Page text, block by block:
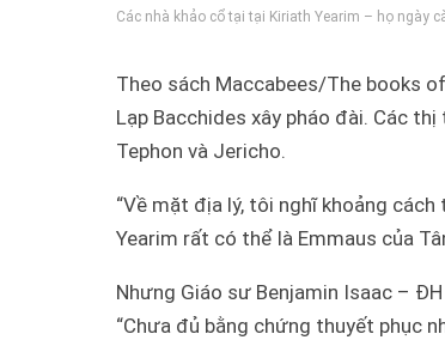
Các nhà khảo cổ tại tại Kiriath Yearim – họ ngày
Theo sách Maccabees/The books
Lạp Bacchides xây pháo đài. Các
Tephon và Jericho.
“Về mặt địa lý, tôi nghĩ khoảng
Yearim rất có thể là Emmaus của
Nhưng Giáo sư Benjamin Isaac –
“Chưa đủ bằng chứng thuyết phục